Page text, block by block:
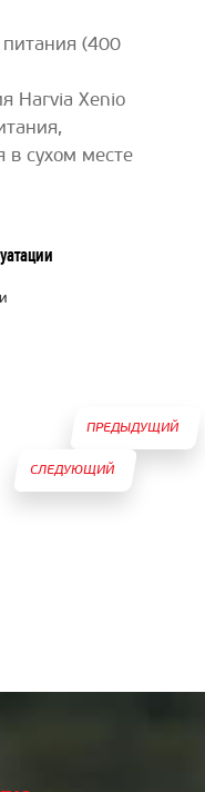
питания (400
Harvia Xenio
в сухом месте
ПРЕДЫДУЩИЙ
ТОВАР
СЛЕДУЮЩИЙ